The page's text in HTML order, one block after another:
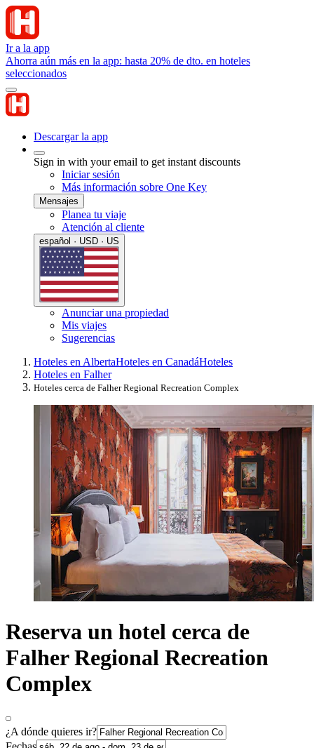
Ir a la app
Ahorra aún más en la app: hasta 20% de dto. en hoteles
seleccionados
Descargar la app
Sign in with your email to get instant discounts
Iniciar sesión
Más información sobre One Key
Mensajes
Planea tu viaje
Atención al cliente
español · USD · US
Anunciar una propiedad
Mis viajes
Sugerencias
Hoteles en AlbertaHoteles en CanadáHoteles
Hoteles en Falher
Hoteles cerca de Falher Regional Recreation Complex
Reserva un hotel cerca de
Falher Regional Recreation
Complex
¿A dónde quieres ir?